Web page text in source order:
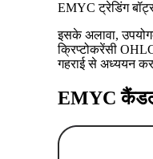
EMYC ट्रेडिंग
इसके अलावा,
क्रिप्टोकरेंसी
गहराई से अध्ययन
EMYC